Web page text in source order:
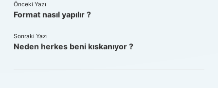
Önceki Yazı
Format nasıl yapılır ?
Sonraki Yazı
Neden herkes beni kıskanıyor ?